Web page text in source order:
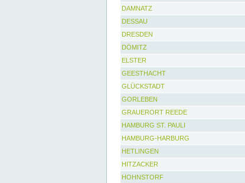
DAMNATZ
DESSAU
DRESDEN
DÖMITZ
ELSTER
GEESTHACHT
GLÜCKSTADT
GORLEBEN
GRAUERORT REEDE
HAMBURG ST. PAULI
HAMBURG-HARBURG
HETLINGEN
HITZACKER
HOHNSTORF